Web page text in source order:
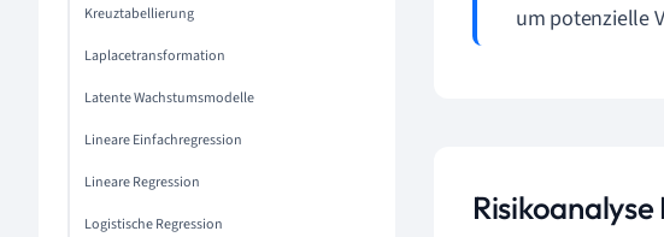
Kreuztabellierung
Laplacetransformation
Latente Wachstumsmodelle
Lineare Einfachregression
Lineare Regression
Logistische Regression
um potenzielle